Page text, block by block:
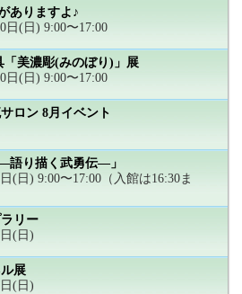
ありますよ♪
日(日) 9:00〜17:00
美濃彫(みのぼり)」展
日(日) 9:00〜17:00
ロン 8月イベント
語り描く武勇伝―」
(日) 9:00〜17:00（入館は16:30ま
リー
(日)
展
(日)